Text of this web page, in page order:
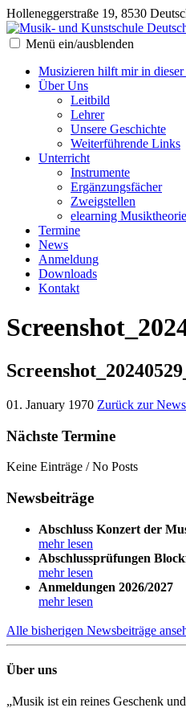
Holleneggerstraße 19, 8530
Menü ein/ausblenden
Musizieren hilft mir in
Über Uns
Leitbild
Lehrer
Unsere Geschichte
Weiterführende Links
Unterricht
Instrumente
Ergänzungsfächer
Zweigstellen
elearning Musiktheorie
Termine
News
Anmeldung
Downloads
Kontakt
01. January 1970 Zurück zur
Nächste Termine
Keine Einträge / No Posts
Newsbeiträge
Abschluss Konzert der
mehr lesen
Abschlussprüfungen
mehr lesen
Anmeldungen 2026/2027
mehr lesen
Alle bisherigen Newsbeiträge
Über uns
„Musik ist ein reines Geschenk